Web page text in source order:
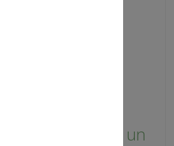
la capăt cu încă un